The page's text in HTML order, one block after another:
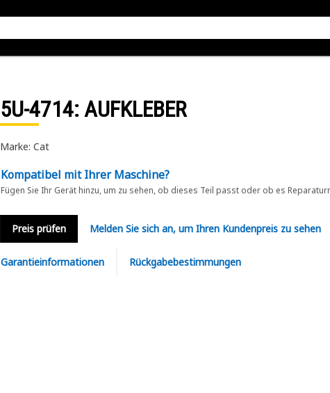
5U-4714: AUFKLEBER
Marke: Cat
Kompatibel mit Ihrer Maschine?
Fügen Sie Ihr Gerät hinzu, um zu sehen, ob dieses Teil passt oder ob es
Preis prüfen Melden Sie sich an, um Ihren Kundenpreis zu sehen
Garantieinformationen Rückgabebestimmungen